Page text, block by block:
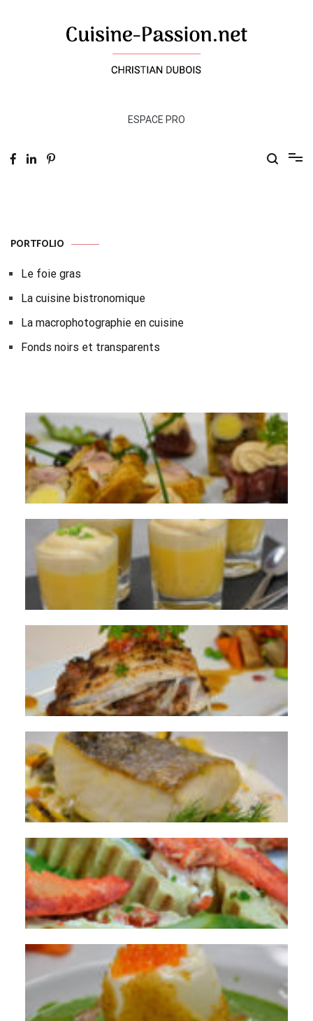
ESPACE PRO
PORTFOLIO
Le foie gras
La cuisine bistronomique
La macrophotographie en cuisine
Fonds noirs et transparents